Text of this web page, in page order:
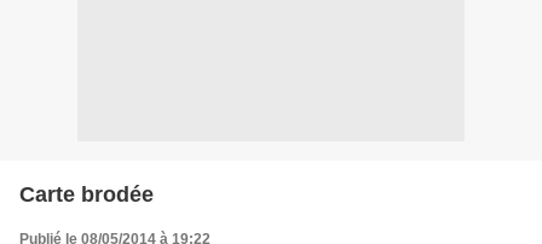
Carte brodée
Publié le 08/05/2014 à 19:22